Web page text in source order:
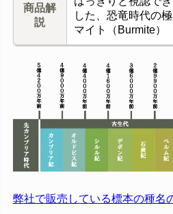
商品解
説
した、恐竜時代の
マイト（Burmite）
弊社で販売している標本の種名